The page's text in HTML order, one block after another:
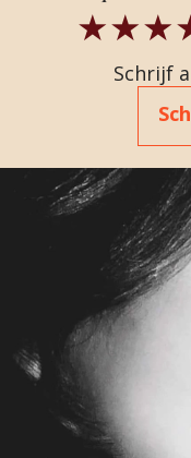
Schrijf